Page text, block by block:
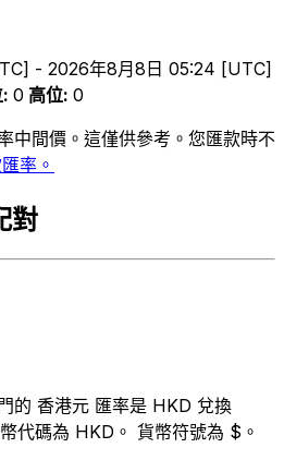
- 2026年8月8日 05:24 [UTC]
: 0 高位: 0
中間價。這僅供參考。您匯款時不
率。
對
的 香港元 匯率是 HKD 兌換
代碼為 HKD。 貨幣符號為 $。